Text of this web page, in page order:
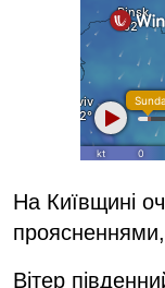
На Київщині
Вітер